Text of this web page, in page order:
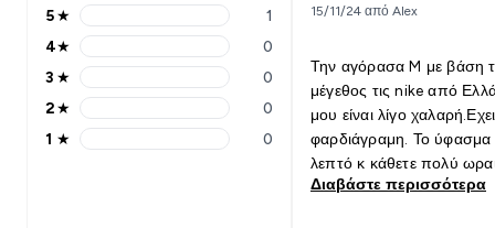
5 stars rating 1 reviews
5★ 1
4 stars rating 0 reviews
4★ 0
3 stars rating 0 reviews
3 ★ 0
2 stars rating 0 reviews
2★ 0
1 stars rating 0 reviews
1 ★ 0
15/11/24 από Alex
Την αγόρασα M με βάση
μέγεθος τις nike από
μου είναι λίγο χαλαρή.Εχει
φαρδιάγραμη. Το ύφασμα είναι
λεπτό κ κάθετε πολύ
Δεν το νοιώθεις φτηνό.
Διαβάστε περισσότερα